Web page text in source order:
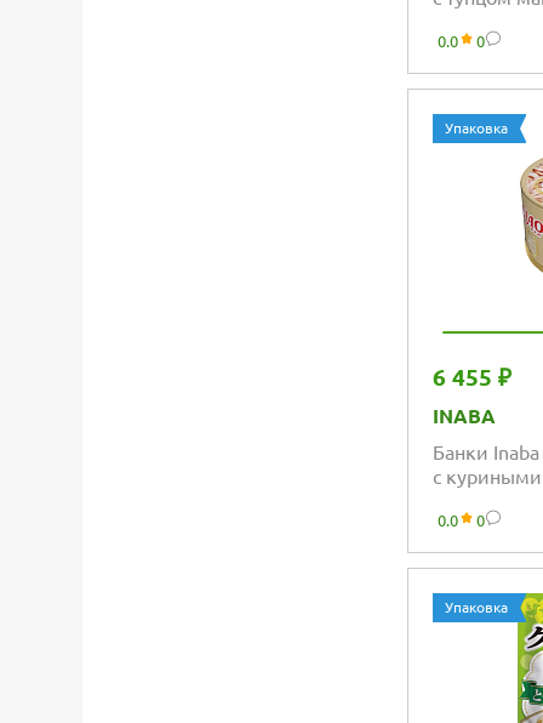
0.0 0
Упаковка
6 455 ₽
INABA
Банки
с
0.0 0
Упаковка